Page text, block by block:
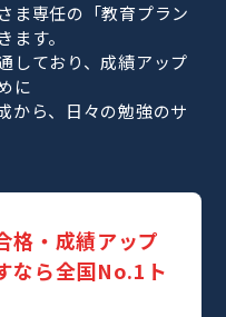
ま専任の「教育プラン
す。
しており、成績アップ
に
から、日々の勉強のサ
格・成績アップ
なら全国No.1ト